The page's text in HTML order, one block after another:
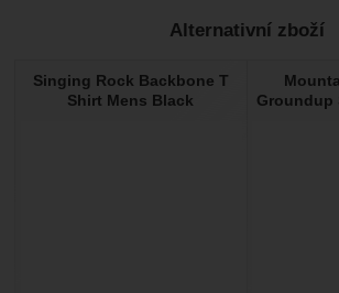
Nebyla přidána žádná
Alternativní zboží
Singing Rock Backbone T
Shirt Mens Black
Groundup